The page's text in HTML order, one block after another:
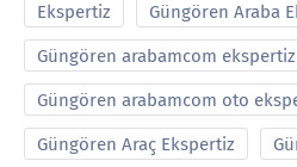
Ekspertiz Güngören Araba
Güngören arabamcom ekspertiz
Güngören arabamcom oto
Güngören Araç Ekspertiz